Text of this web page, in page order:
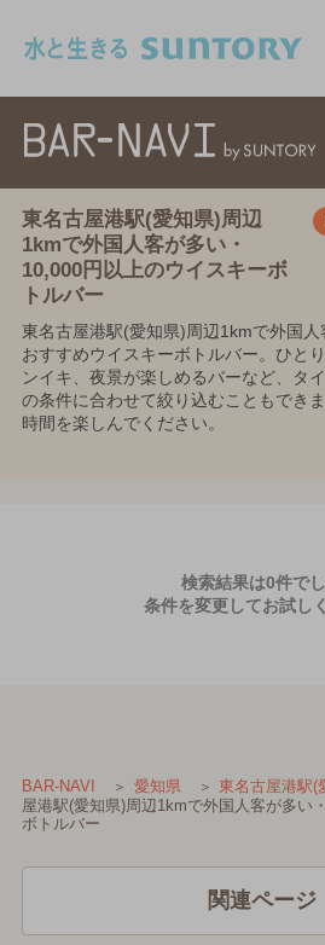
東名古屋港駅(愛知県)周辺
1kmで外国人客が多い・
10,000円以上のウイスキーボ
トルバー
東名古屋港駅(愛知県)周辺1kmで外国
おすすめウイスキーボトルバー。ひと
ンイキ、夜景が楽しめるバーなど、タ
の条件に合わせて絞り込むこともでき
時間を楽しんでください。
検索結果は0件でし
条件を変更してお試し
BAR-NAVI 愛知県 東名古屋港駅(
屋港駅(愛知県)周辺1kmで外国人客が多い
ボトルバー
関連ページ